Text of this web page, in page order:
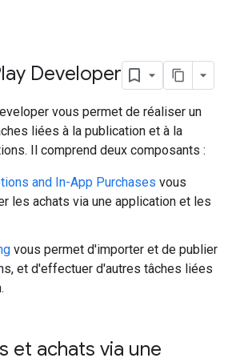
Developer
vous permet de réaliser un
liées à la publication et à la
Il comprend deux composants :
and In-App Purchases vous
les achats via une application et les
vous permet d'importer et de publier
et d'effectuer d'autres tâches liées
et achats via une